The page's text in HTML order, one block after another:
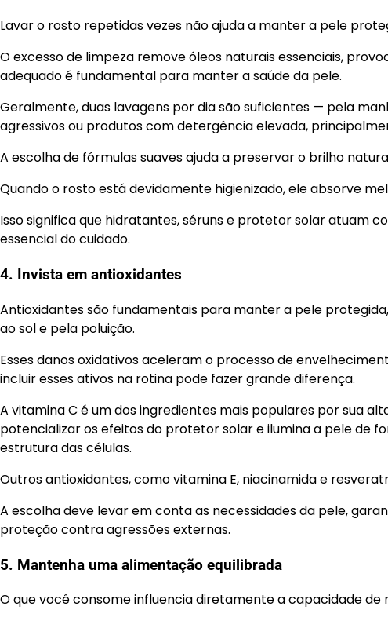
Lavar o rosto repetidas vezes não ajuda a manter a pele
O excesso de limpeza remove óleos naturais essenciais,
adequado é fundamental para manter a saúde da pele.
Geralmente, duas lavagens por dia são suficientes — pela
agressivos ou produtos com detergência elevada,
A escolha de fórmulas suaves ajuda a preservar o brilho
Quando o rosto está devidamente higienizado, ele absorve
Isso significa que hidratantes, séruns e protetor solar atuam
essencial do cuidado.
4. Invista em antioxidantes
Antioxidantes são fundamentais para manter a pele
ao sol e pela poluição.
Esses danos oxidativos aceleram o processo de
incluir esses ativos na rotina pode fazer grande diferença.
A vitamina C é um dos ingredientes mais populares por sua
potencializar os efeitos do protetor solar e ilumina a pele de
estrutura das células.
Outros antioxidantes, como vitamina E, niacinamida e
A escolha deve levar em conta as necessidades da pele,
proteção contra agressões externas.
5. Mantenha uma alimentação equilibrada
O que você consome influencia diretamente a capacidade